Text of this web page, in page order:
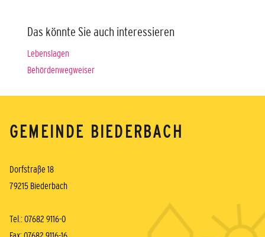
Das könnte Sie auch interessieren
Lebenslagen
Behördenwegweiser
GEMEINDE BIEDERBACH
Dorfstraße 18
79215 Biederbach
Tel.: 07682 9116-0